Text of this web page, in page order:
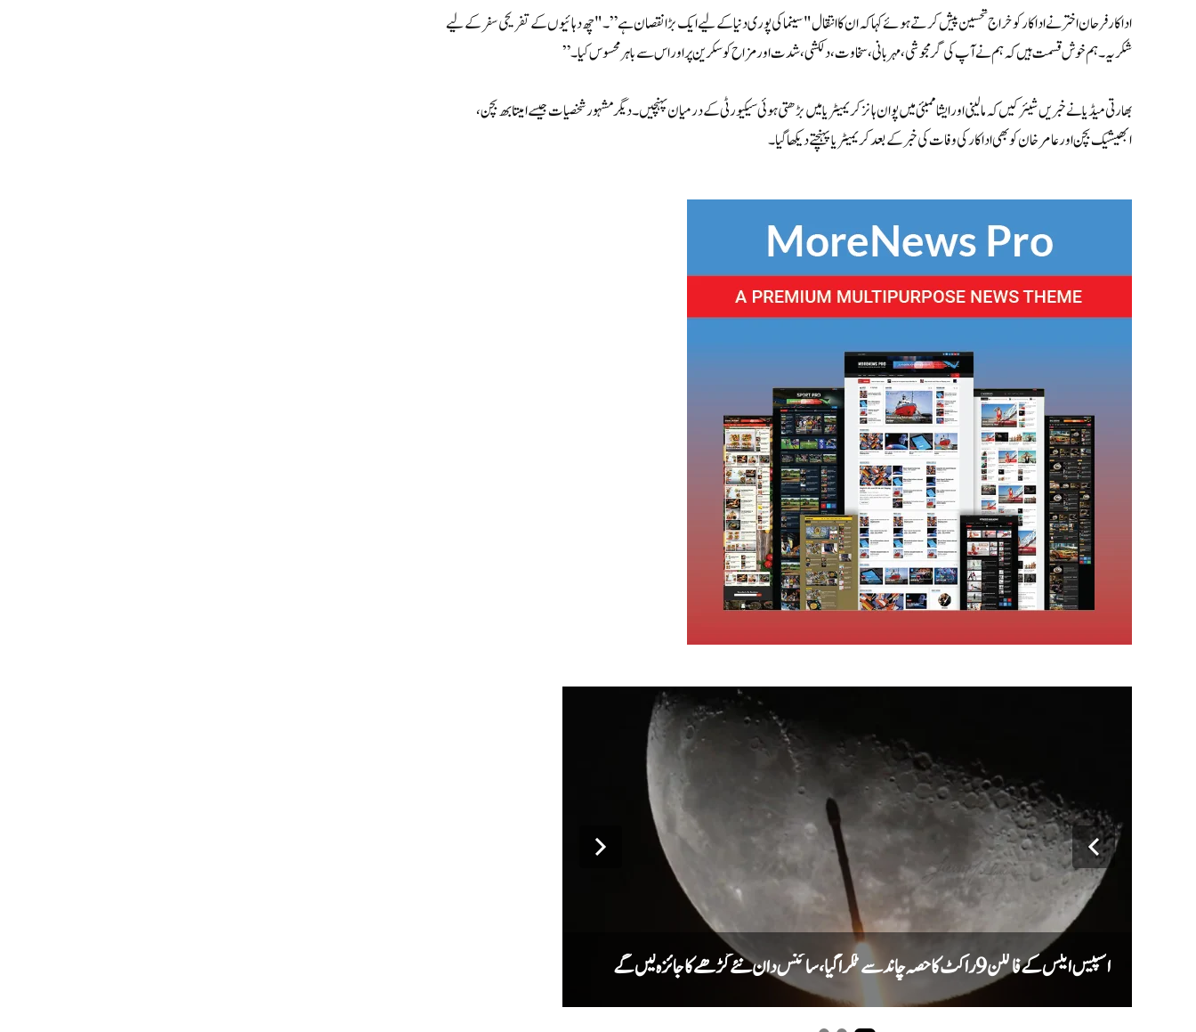
اداکار فرحان اختر نے اداکار کو خراج تحسین پیش کرتے ہوئے کہا کہ ان کا انتقال "سینما کی پوری دنیا کے لیے ایک بڑا نقصان ہے”۔ "چھ دہائیوں کے تفریحی سفر کے لیے
شکریہ۔ ہم خوش قسمت ہیں کہ ہم نے آپ کی گرمجوشی، مہربانی، سخاوت، دلکشی، شدت اور مزاح کو سکرین پر اور اس سے باہر محسوس کیا۔”
بھارتی میڈیا نے خبریں شیئر کیں کہ مالینی اور ایشا ممبئی میں پوان ہانز کریمیٹریا میں بڑھتی ہوئی سیکیورٹی کے درمیان پہنچیں۔ دیگر مشہور شخصیات جیسے امیتابھ بچن،
ابھیشیک بچن اور عامر خان کو بھی اداکار کی وفات کی خبر کے بعد کریمیٹریا پہنچتے دیکھا گیا۔
اسپیس ایکس کے فالکن 9 راکٹ کا حصہ چاند سے ٹکرا گیا، سائنس دان نئے گڑھے کا جائزہ لیں گے